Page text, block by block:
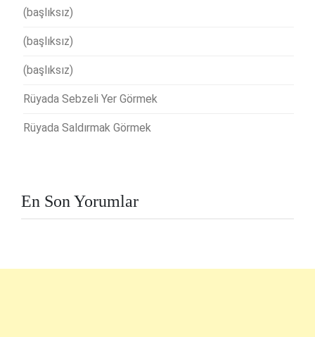
(başlıksız)
(başlıksız)
(başlıksız)
Rüyada Sebzeli Yer Görmek
Rüyada Saldırmak Görmek
En Son Yorumlar